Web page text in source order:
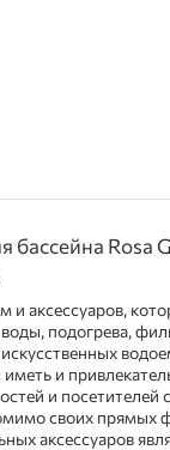
бассейна Rosa
и аксессуаров,
подогрева,
и
и посетителей
своих прямых
аксессуаров